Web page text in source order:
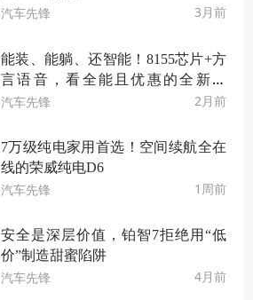
汽车先锋 3月前
能装、能躺、还智能！8155芯片+方
言语音，看全能且优惠的全新荣
放！
汽车先锋 2月前
7万级纯电家用首选！空间续航全在
线的荣威纯电D6
汽车先锋 1周前
安全是深层价值，铂智7拒绝用“低
价”制造甜蜜陷阱
汽车先锋 4月前